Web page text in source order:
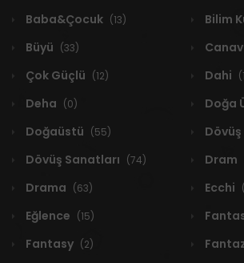
Baba&Çocuk (13) Bilim
Büyü (33)
Çok Güçlü (12) Dahi
Deha (0) Doğa
Doğaüstü (55) Dövüş
Dövüş Sanatları (74) Dram
Drama (63) Ecchi
Eğlence (15)
Fantasy (2)